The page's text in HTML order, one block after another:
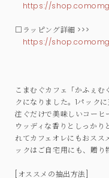
https://
□ラッピング詳細 >>>
https://
こまむぐカフェ「かふぇむ
クになりました。1パック
注ぐだけで美味しいコーヒ
ウッディな香りとしっか
れてカフェオレにもおスス
ックはご自宅用にも、贈り
[オススメの抽出方法]